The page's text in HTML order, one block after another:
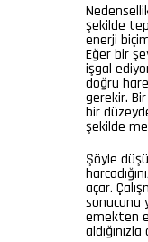
şekilde
enerji
Eğer bir
işgal
doğru
gerekir.
bir
şekilde
Şöyle
açar.
sonucunu
emekten